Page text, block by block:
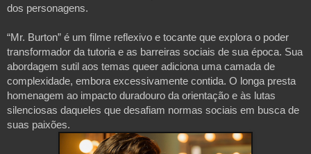
dos personagens.
“Mr. Burton” é um filme reflexivo e tocante que explora o poder
transformador da tutoria e as barreiras sociais de sua época. Sua
abordagem sutil aos temas queer adiciona uma camada de
complexidade, embora excessivamente contida. O longa presta
homenagem ao impacto duradouro da orientação e às lutas
silenciosas daqueles que desafiam normas sociais em busca de
suas paixões.